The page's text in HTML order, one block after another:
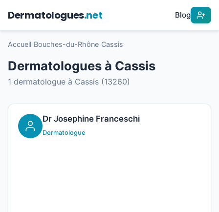
Dermatologues.net Blog
Accueil Bouches-du-Rhône Cassis
Dermatologues à Cassis
1 dermatologue à Cassis (13260)
Dr Josephine Franceschi
Dermatologue